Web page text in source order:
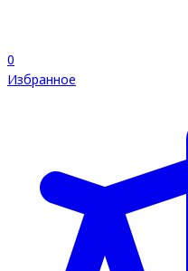
0
Избранное